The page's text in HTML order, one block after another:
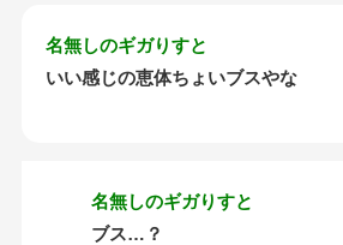
名無しのギガりすと
いい感じの恵体ちょいブスやな
名無しのギガりすと
ブス…？